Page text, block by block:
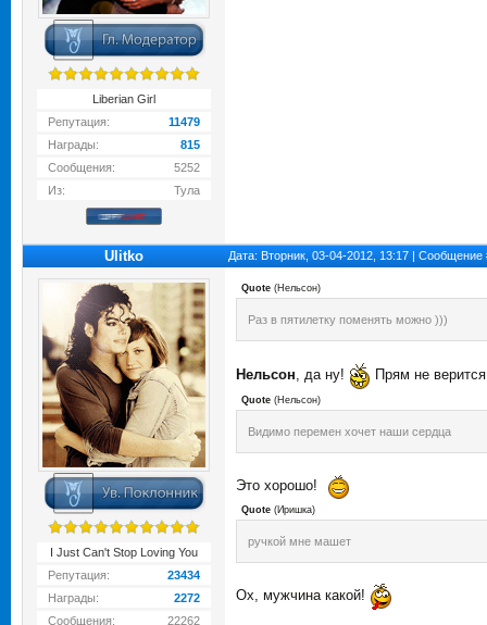
Liberian Girl
Репутация:
11479
Награды:
815
Сообщения:
5252
Из:
Тула
Ulitko Дата: Вторник, 03-04-2012, 13:17 |
I Just Can't Stop Loving You
Репутация:
23434
Награды:
2272
Сообщения:
22262
Quote (Нельсон)
Раз в пятилетку поменять можно )))
Нельсон , да ну! Прям не
Quote (Нельсон)
Видимо перемен хочет наши сердца
Это хорошо!
Quote (Иришка)
ручкой мне машет
Ох, мужчина какой!